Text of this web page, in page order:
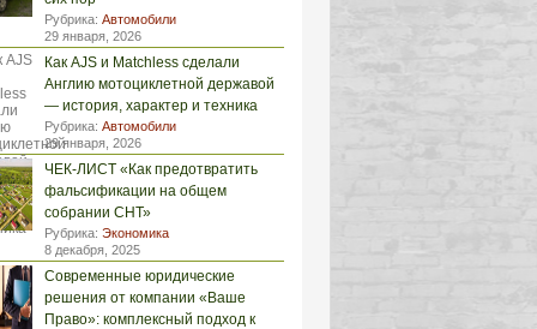
Рубрика: Автомобили
29 января, 2026
Как AJS и Matchless сделали
Англию мотоциклетной державой
— история, характер и техника
Рубрика: Автомобили
29 января, 2026
ЧЕК-ЛИСТ «Как предотвратить
фальсификации на общем
собрании СНТ»
Рубрика: Экономика
8 декабря, 2025
Современные юридические
решения от компании «Ваше
Право»: комплексный подход к